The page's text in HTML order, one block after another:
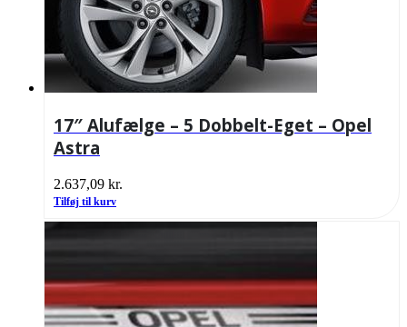
17″ Alufælge – 5 Dobbelt-Eget – Opel
Astra
2.637,09 kr.
Tilføj til kurv